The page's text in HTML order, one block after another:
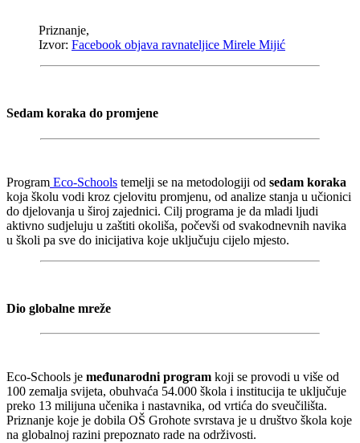
Priznanje,
Izvor: Facebook objava ravnateljice Mirele Mijić
Sedam koraka do promjene
Program Eco-Schools temelji se na metodologiji od sedam koraka
koja školu vodi kroz cjelovitu promjenu, od analize stanja u učionici
do djelovanja u široj zajednici. Cilj programa je da mladi ljudi
aktivno sudjeluju u zaštiti okoliša, počevši od svakodnevnih navika
u školi pa sve do inicijativa koje uključuju cijelo mjesto.
Dio globalne mreže
Eco-Schools je međunarodni program koji se provodi u više od
100 zemalja svijeta, obuhvaća 54.000 škola i institucija te uključuje
preko 13 milijuna učenika i nastavnika, od vrtića do sveučilišta.
Priznanje koje je dobila OŠ Grohote svrstava je u društvo škola koje
na globalnoj razini prepoznato rade na održivosti.